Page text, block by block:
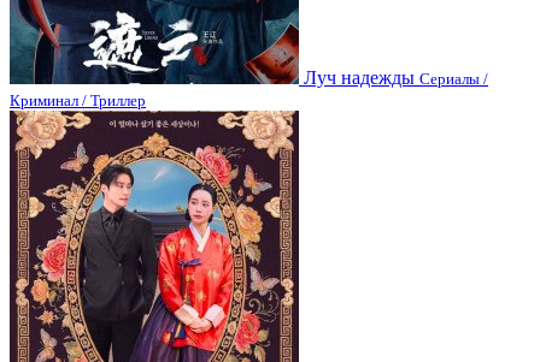
Луч надежды Сериалы /
Криминал / Триллер